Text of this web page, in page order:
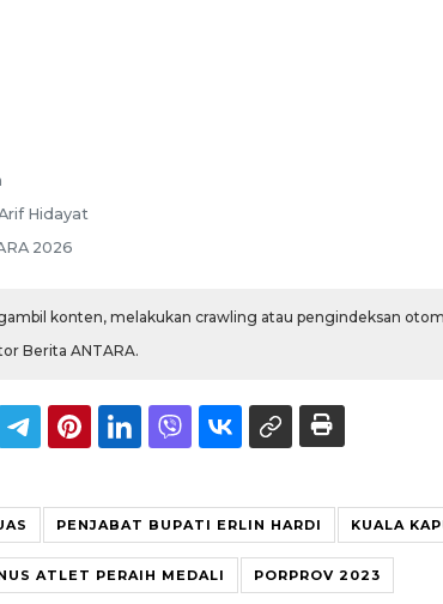
Hidayat
2026
konten, melakukan crawling atau pengindeksan
Berita ANTARA.
PENJABAT BUPATI ERLIN HARDI KUALA
ATLET PERAIH MEDALI PORPROV 2023
22 July